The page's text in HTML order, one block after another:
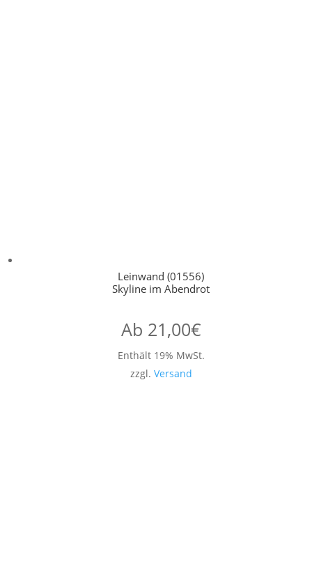
Leinwand (01556)
Skyline im Abendrot
Ab 21,00€
Enthält 19% MwSt.
zzgl. Versand